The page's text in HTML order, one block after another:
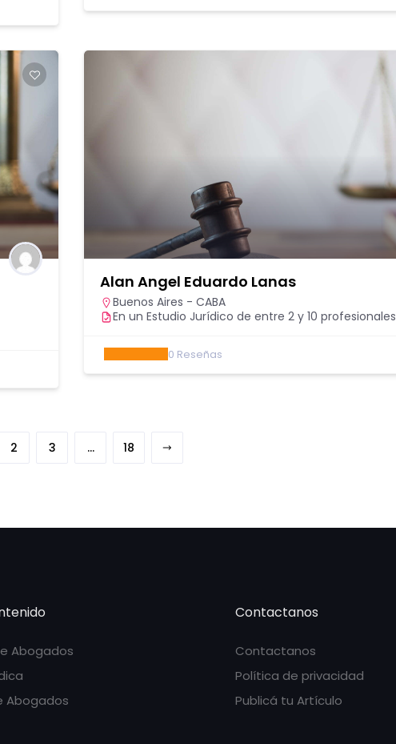
Alan Angel Eduardo Lanas
Buenos Aires - CABA
En un Estudio Jurídico de entre 2 y 10 profesionales
0 Reseñas
2 3 … 18
Abogados
Abogados
Contactanos
Contactanos
Política de privacidad
Publicá tu Artículo